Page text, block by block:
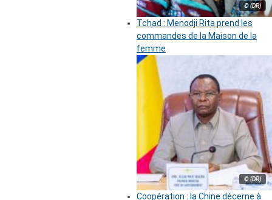
© (DR)
Tchad : Menodji Rita prend les
commandes de la Maison de la
femme
© (DR)
Coopération : la Chine décerne à